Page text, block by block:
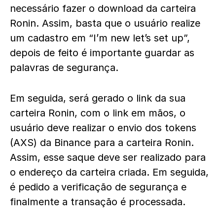
necessário fazer o download da carteira
Ronin. Assim, basta que o usuário realize
um cadastro em “I’m new let’s set up”,
depois de feito é importante guardar as
palavras de segurança.
Em seguida, será gerado o link da sua
carteira Ronin, com o link em mãos, o
usuário deve realizar o envio dos tokens
(AXS) da Binance para a carteira Ronin.
Assim, esse saque deve ser realizado para
o endereço da carteira criada. Em seguida,
é pedido a verificação de segurança e
finalmente a transação é processada.